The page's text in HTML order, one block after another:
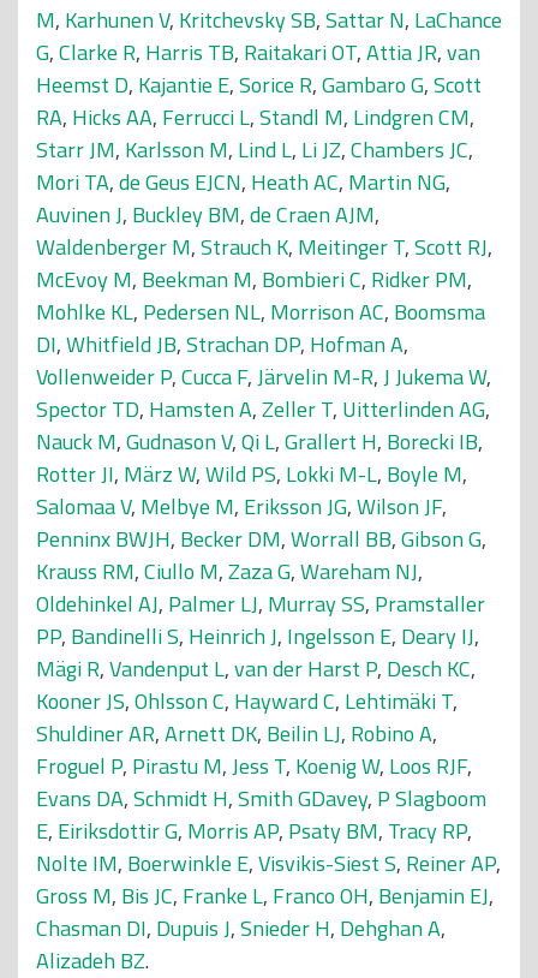
M, Karhunen V, Kritchevsky SB,Sattar N, LaChance
G,Clarke R, Harris TB, Raitakari OT,Attia JR,van
Heemst D, Kajantie E,Sorice R,Gambaro G,Scott
RA, Hicks AA, Ferrucci L,Standl M, Lindgren CM,
Starr JM, Karlsson M, Lind L, Li JZ,Chambers JC,
Mori TA,de Geus EJCN, Heath AC, Martin NG,
Auvinen J, Buckley BM,de Craen AJM,
Waldenberger M,Strauch K, Meitinger T,Scott RJ,
McEvoy M, Beekman M, Bombieri C, Ridker PM,
Mohlke KL, Pedersen NL, Morrison AC, Boomsma
DI,Whitfield JB,Strachan DP, Hofman A,
Vollenweider P,Cucca F,Järvelin M-R,J Jukema W,
Spector TD, Hamsten A,Zeller T, Uitterlinden AG,
Nauck M,Gudnason V,Qi L,Grallert H, Borecki IB,
Rotter JI, März W,Wild PS, Lokki M-L, Boyle M,
Salomaa V, Melbye M, Eriksson JG,Wilson JF,
Penninx BWJH, Becker DM,Worrall BB,Gibson G,
Krauss RM,Ciullo M,Zaza G,Wareham NJ,
Oldehinkel AJ, Palmer LJ, Murray SS, Pramstaller
PP, Bandinelli S, Heinrich J, Ingelsson E, Deary IJ,
Mägi R,Vandenput L,van der Harst P, Desch KC,
Kooner JS,Ohlsson C, Hayward C, Lehtimäki T,
Shuldiner AR,Arnett DK, Beilin LJ, Robino A,
Froguel P, Pirastu M,Jess T, Koenig W, Loos RJF,
Evans DA,Schmidt H,Smith GDavey, P Slagboom
E, Eiriksdottir G, Morris AP, Psaty BM, Tracy RP,
Nolte IM, Boerwinkle E,Visvikis-Siest S, Reiner AP,
Gross M, Bis JC, Franke L, Franco OH, Benjamin EJ,
Chasman DI, Dupuis J,Snieder H, Dehghan A,
Alizadeh BZ.